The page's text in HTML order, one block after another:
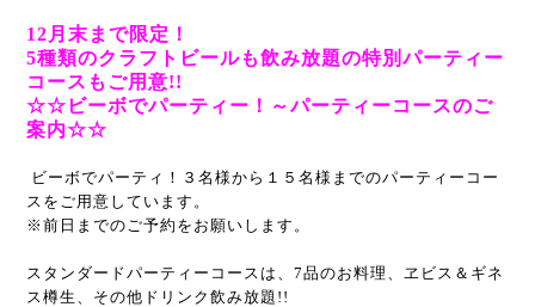
12月末まで限定！
5種類のクラフトビールも飲み放題の特別パーティー
コースもご用意!!
☆☆ビーボでパーティー！～パーティーコースのご
案内☆☆
ビーボでパーティ！ ３名様から１５名様までのパーティーコー
スをご用意しています。
※前日までのご予約をお願いします。
スタンダードパーティーコースは、7品のお料理、 ヱビス＆ギネ
ス樽生、その他ドリンク飲み放題!!